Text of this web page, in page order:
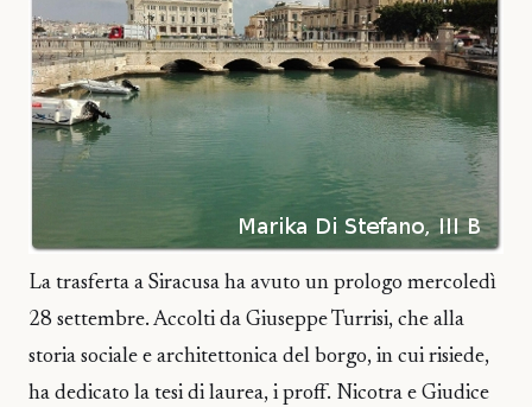
La trasferta a Siracusa ha avuto un prologo mercoledì
28 settembre. Accolti da Giuseppe Turrisi, che alla
storia sociale e architettonica del borgo, in cui risiede,
ha dedicato la tesi di laurea, i proff. Nicotra e Giudice